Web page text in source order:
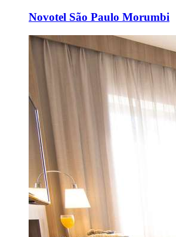
Novotel São Paulo Morumbi